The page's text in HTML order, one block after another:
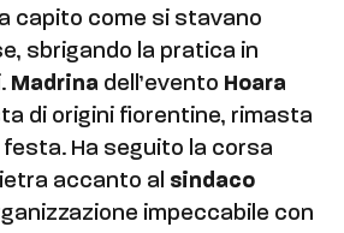
capito come si stavano
sbrigando la pratica in
Madrina dell’evento Hoara
di origini fiorentine, rimasta
Ha seguito la corsa
accanto al sindaco
impeccabile con